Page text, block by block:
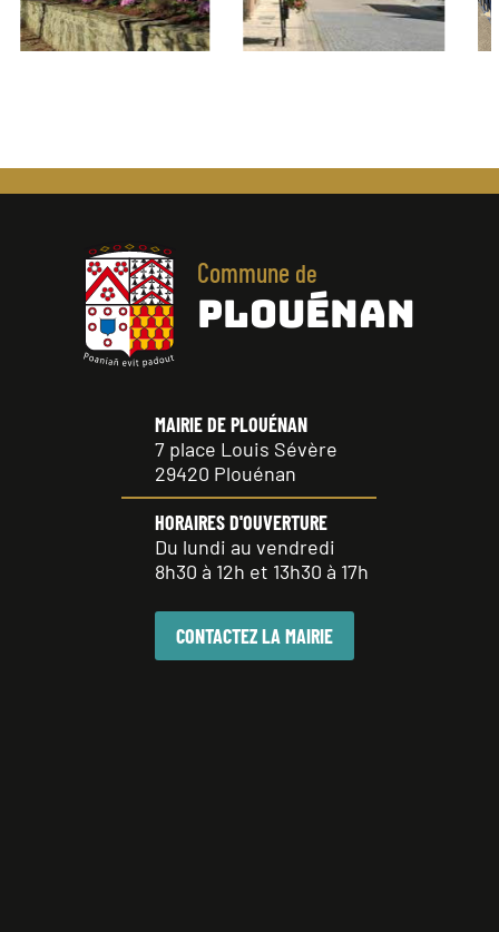
Commune de
PLOUÉNAN
MAIRIE DE PLOUÉNAN
7 place Louis Sévère
29420 Plouénan
HORAIRES D'OUVERTURE
Du lundi au vendredi
8h30 à 12h et 13h30 à 17h
CONTACTEZ LA MAIRIE